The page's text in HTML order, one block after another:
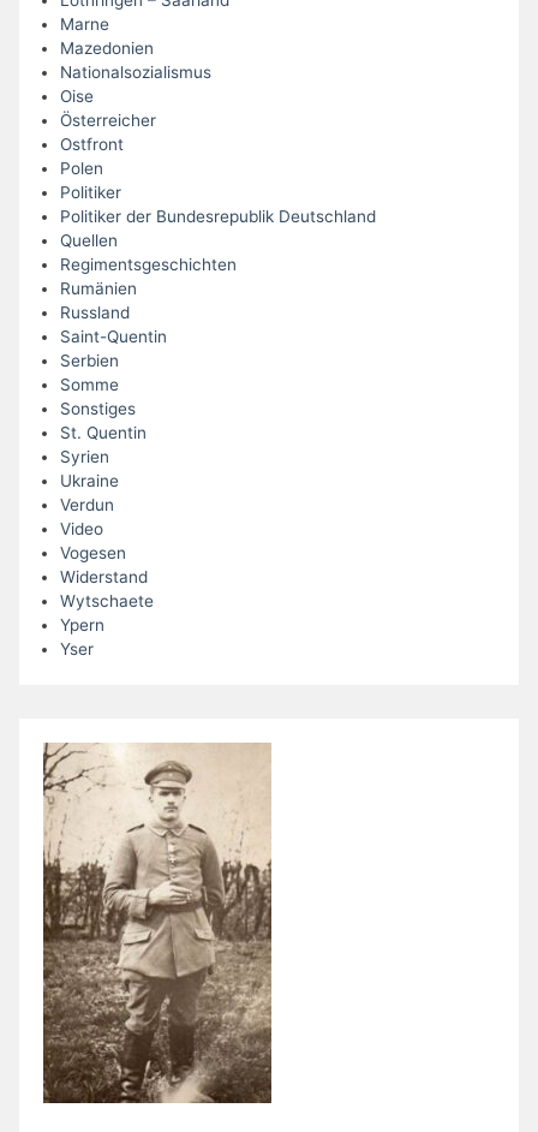
Marne
Mazedonien
Nationalsozialismus
Oise
Österreicher
Ostfront
Polen
Politiker
Politiker der Bundesrepublik Deutschland
Quellen
Regimentsgeschichten
Rumänien
Russland
Saint-Quentin
Serbien
Somme
Sonstiges
St. Quentin
Syrien
Ukraine
Verdun
Video
Vogesen
Widerstand
Wytschaete
Ypern
Yser